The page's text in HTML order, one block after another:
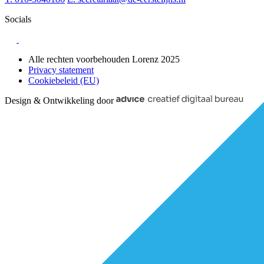
Socials
Alle rechten voorbehouden Lorenz 2025
Privacy statement
Cookiebeleid (EU)
Design & Ontwikkeling door